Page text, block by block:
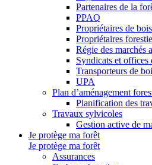
Partenaires de la
PPAQ
Propriétaires de
Propriétaires
Régie des marchés
Syndicats et offices
Transporteurs de
UPA
Plan d’aménagement
Planification des
Travaux sylvicoles
Gestion active de
Je protège ma forêt
Je protège ma forêt
Assurances